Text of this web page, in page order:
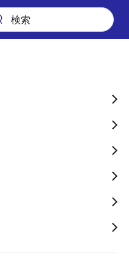
への影響について
による当
響につい